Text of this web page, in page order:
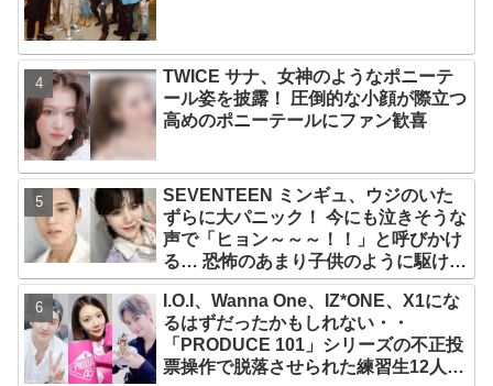
TWICE サナ、女神のようなポニーテ
ール姿を披露！ 圧倒的な小顔が際立つ
高めのポニーテールにファン歓喜
SEVENTEEN ミンギュ、ウジのいた
ずらに大パニック！ 今にも泣きそうな
声で「ヒョン～～～！！」と呼びかけ
る… 恐怖のあまり子供のように駆け出
す姿がかわいい
I.O.I、Wanna One、IZ*ONE、X1にな
るはずだったかもしれない・・
「PRODUCE 101」シリーズの不正投
票操作で脱落させられた練習生12人の